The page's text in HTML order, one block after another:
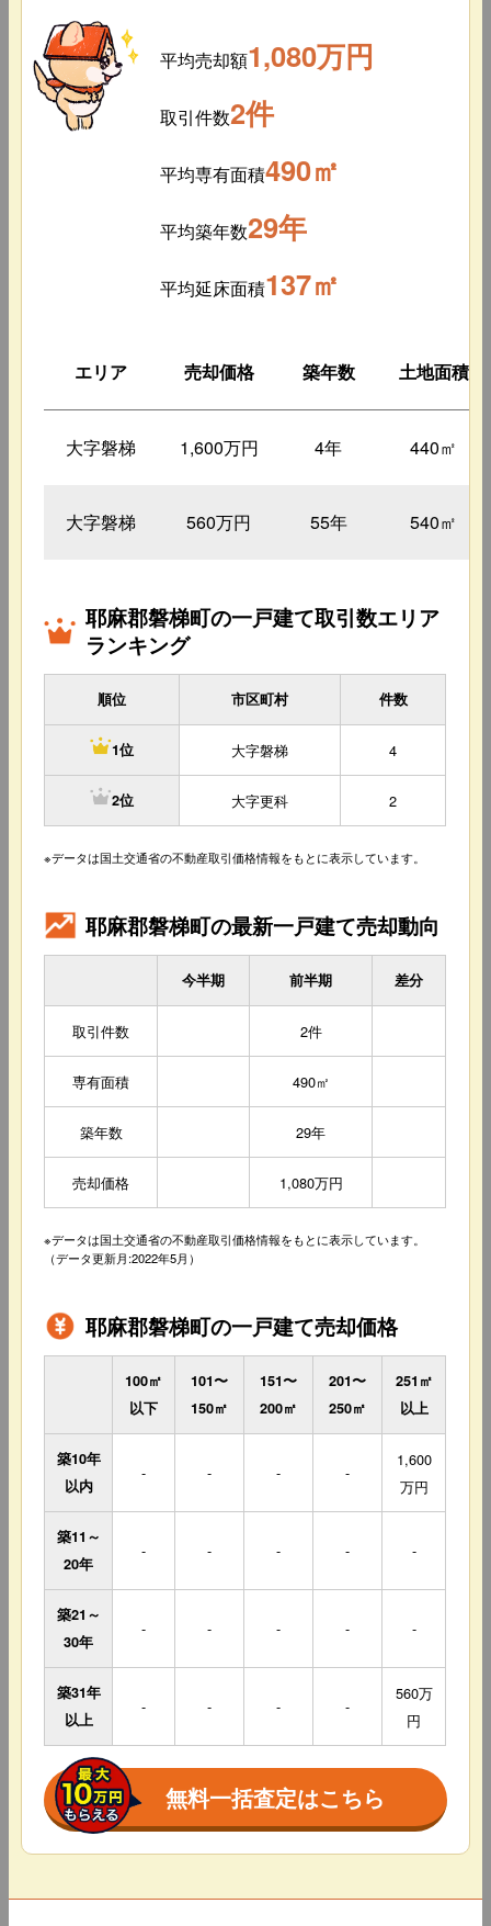
平均売却額1,080万円
取引件数2件
平均専有面積490㎡
平均築年数29年
平均延床面積137㎡
エリア 売却価格 築年数 土地面積
大字磐梯 1,600万円 4年 440㎡
大字磐梯 560万円 55年 540㎡
耶麻郡磐梯町の一戸建て取引数エリア
ランキング
順位 市区町村 件数
1位 大字磐梯 4
2位 大字更科 2
※データは国土交通省の不動産取引価格情報をもとに表示しています。
耶麻郡磐梯町の最新一戸建て売却動向
今半期 前半期 差分
取引件数 2件
専有面積 490㎡
築年数 29年
売却価格 1,080万円
※データは国土交通省の不動産取引価格情報をもとに表示しています。
（データ更新月:2022年5月）
耶麻郡磐梯町の一戸建て売却価格
100㎡
以下
101〜
150㎡
151〜
200㎡
201〜
250㎡
251㎡
以上
築10年
以内
- - - -
1,600
万円
築11～
20年
- - - - -
築21～
30年
- - - - -
築31年
以上
- - - -
560万
円
無料一括査定はこちら